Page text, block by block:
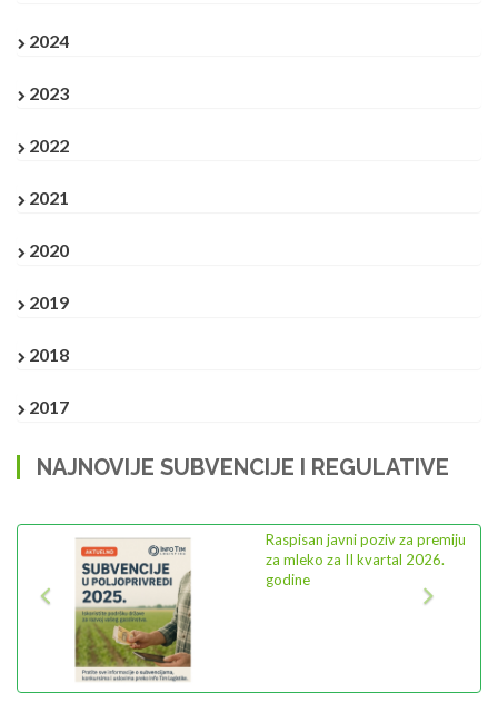
2024
2023
2022
2021
2020
2019
2018
2017
NAJNOVIJE SUBVENCIJE I REGULATIVE
PRAVILNIK o osnovnim
elementima ugovora između
poljoprivrednog proizvođača i
prerađivača ili otkupljivača
Previous Next